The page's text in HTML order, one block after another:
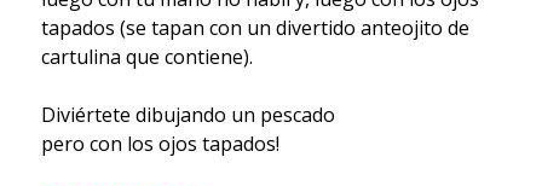
tapados (se tapan con un divertido anteojito de
cartulina que contiene).
Diviértete dibujando un pescado
pero con los ojos tapados!